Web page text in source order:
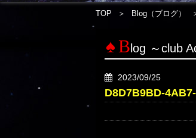
TOP Blog（ブログ）
B log ～club
2023/09/25
D8D7B9BD-